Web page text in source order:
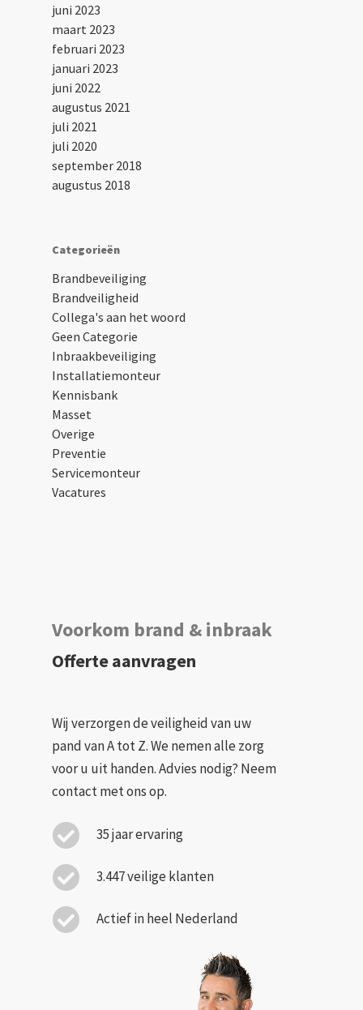
juni 2023
maart 2023
februari 2023
januari 2023
juni 2022
augustus 2021
juli 2021
juli 2020
september 2018
augustus 2018
Categorieën
Brandbeveiliging
Brandveiligheid
Collega's aan het woord
Geen Categorie
Inbraakbeveiliging
Installatiemonteur
Kennisbank
Masset
Overige
Preventie
Servicemonteur
Vacatures
Voorkom brand & inbraak
Offerte aanvragen
Wij verzorgen de veiligheid van uw
pand van A tot Z. We nemen alle zorg
voor u uit handen. Advies nodig? Neem
contact met ons op.
35 jaar ervaring
3.447 veilige klanten
Actief in heel Nederland